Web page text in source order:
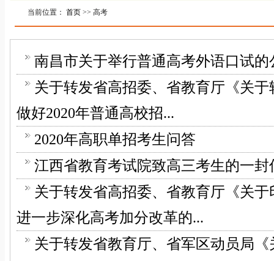
当前位置： 首页 >> 高考
南昌市关于举行普通高考外语口试的
关于转发省高招委、省教育厅《关
做好2020年普通高校招...
2020年高职单招考生问答
江西省教育考试院致高三考生的一封
关于转发省高招委、省教育厅《关
进一步深化高考加分改革的...
关于转发省教育厅、省军区动员局《